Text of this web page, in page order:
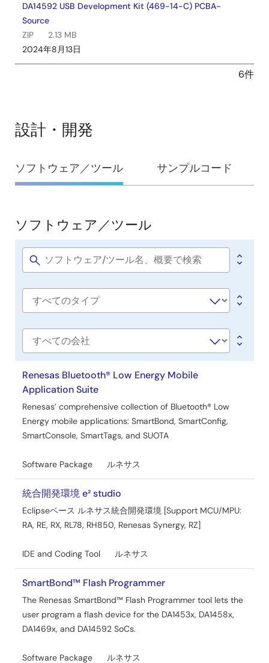
DA14592 USB Development Kit (469-14-C) PCBA-
Source
ZIP
2.13 MB
2024年8月13日
6件
設計・開発
設
計・
発
ソフトウェア／ツール サンプルコード
ソ
フ
ト
ウ
ア
／
ツ
ー
ル
ソフトウェア／ツール
Software
Software
社
名
Renesas Bluetooth® Low Energy Mobile
Application Suite
Renesas’ comprehensive collection of Bluetooth® Low
Energy mobile applications: SmartBond, SmartConfig,
SmartConsole, SmartTags, and SUOTA
Software Package ルネサス
統合開発環境 e² studio
Eclipseベース ルネサス統合開発環境 [Support MCU/MPU:
RA, RE, RX, RL78, RH850, Renesas Synergy, RZ]
IDE and Coding Tool ルネサス
SmartBond™ Flash Programmer
The Renesas SmartBond™ Flash Programmer tool lets the
user program a flash device for the DA1453x, DA1458x,
DA1469x, and DA14592 SoCs.
Software Package ルネサス